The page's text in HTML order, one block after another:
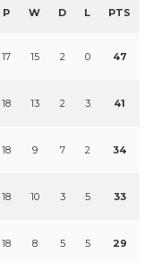
P W D L PTS
17 15 2 0 47
18 13 2 3 41
18 9 7 2 34
18 10 3 5 33
18 8 5 5 29